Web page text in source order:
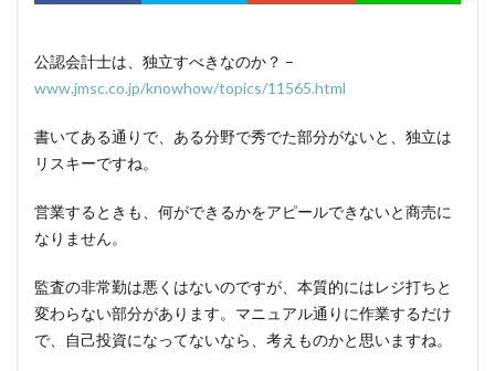
公認会計士は、独立すべきなのか？ –
www.jmsc.co.jp/knowhow/topics/11565.html
書いてある通りで、ある分野で秀でた部分がないと、独立は
リスキーですね。
営業するときも、何ができるかをアピールできないと商売に
なりません。
監査の非常勤は悪くはないのですが、本質的にはレジ打ちと
変わらない部分があります。マニュアル通りに作業するだけ
で、自己投資になってないなら、考えものかと思いますね。